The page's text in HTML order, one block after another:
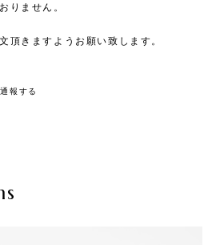
りません。
頂きますようお願い致します。
通報する